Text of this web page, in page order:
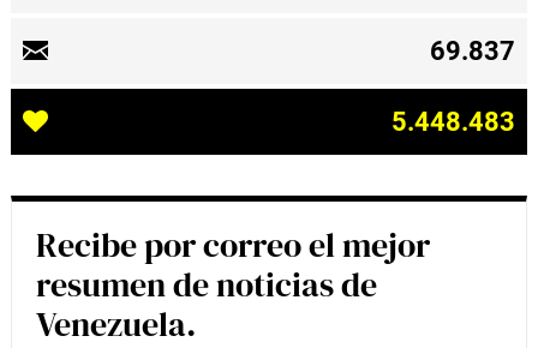
69.837
5.448.483
Recibe por correo el mejor
resumen de noticias de
Venezuela.